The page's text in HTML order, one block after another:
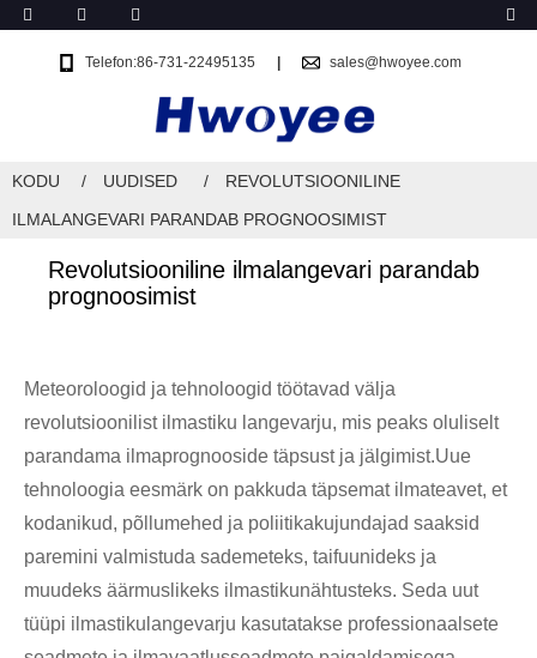
Telefon:86-731-22495135 sales@hwoyee.com
KODU UUDISED
REVOLUTSIOONILINE
ILMALANGEVARI PARANDAB PROGNOOSIMIST
Revolutsiooniline ilmalangevari parandab
prognoosimist
Meteoroloogid ja tehnoloogid töötavad välja
revolutsioonilist ilmastiku langevarju, mis peaks oluliselt
parandama ilmaprognooside täpsust ja jälgimist.Uue
tehnoloogia eesmärk on pakkuda täpsemat ilmateavet, et
kodanikud, põllumehed ja poliitikakujundajad saaksid
paremini valmistuda sademeteks, taifuunideks ja
muudeks äärmuslikeks ilmastikunähtusteks. Seda uut
tüüpi ilmastikulangevarju kasutatakse professionaalsete